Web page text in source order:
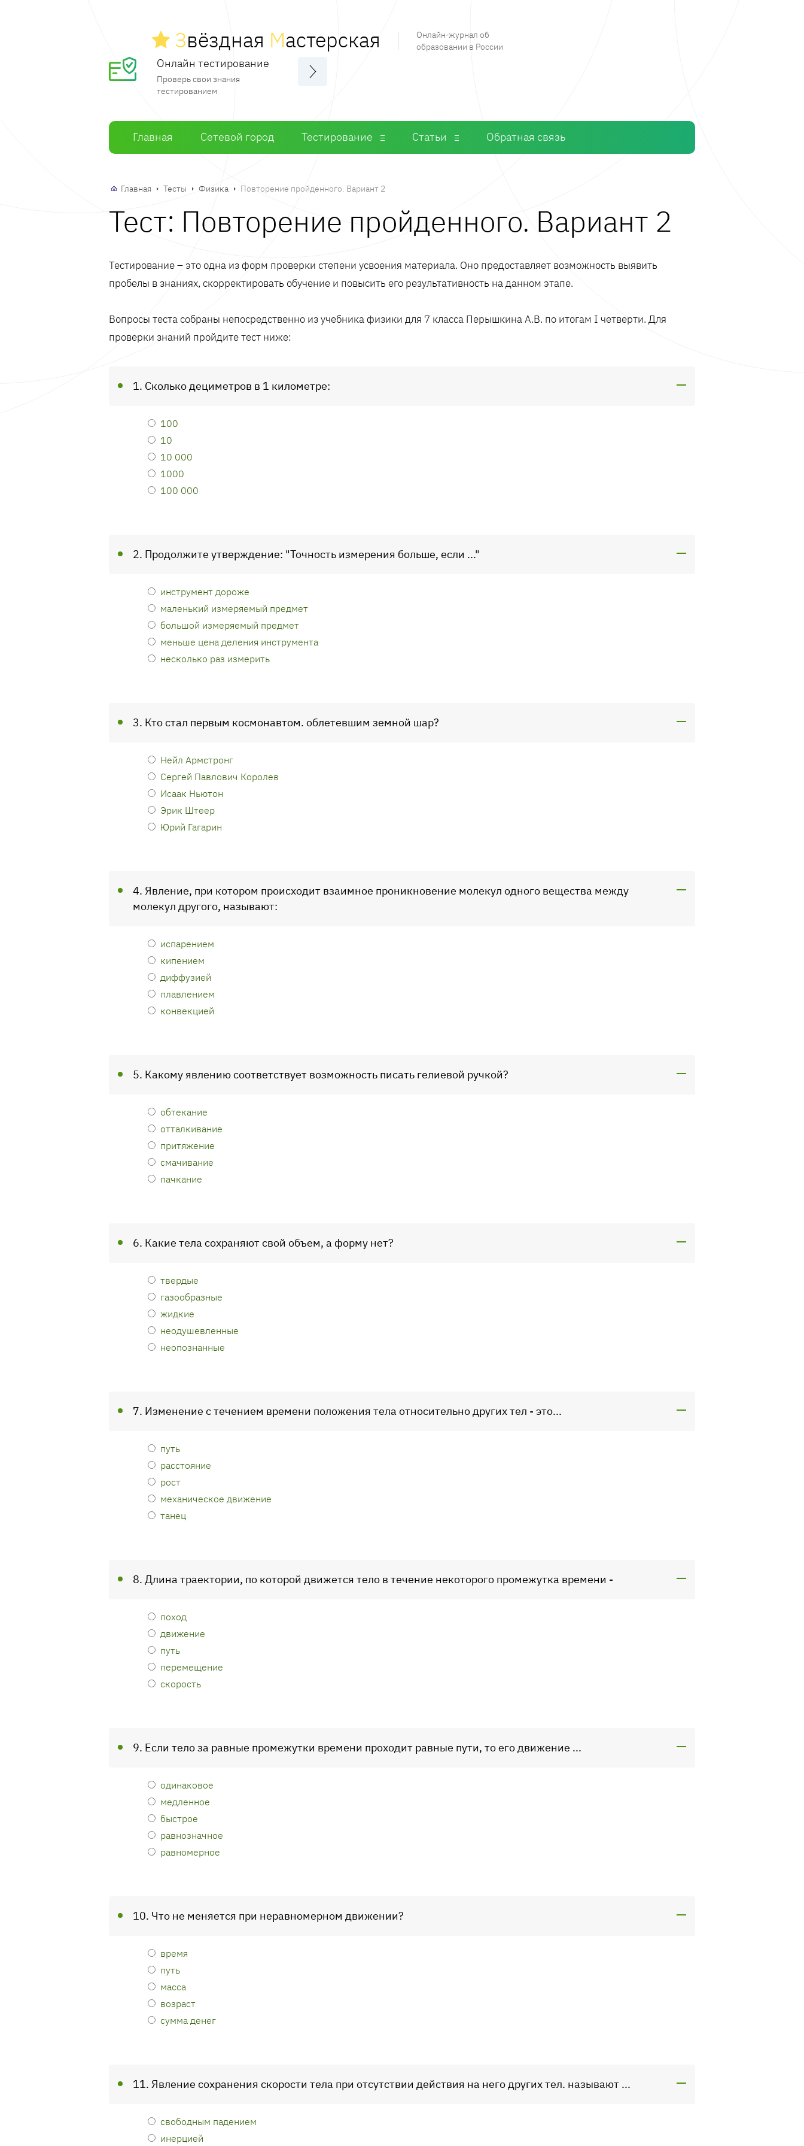
Звёздная Мастерская
Онлайн-журнал об
образовании в России
Онлайн тестирование
Проверь свои знания
тестированием
Главная Сетевой город Тестирование Статьи Обратная связь
Главная Тесты Физика Повторение пройденного. Вариант 2
Тест: Повторение пройденного. Вариант 2
Тестирование – это одна из форм проверки степени усвоения материала. Оно предоставляет возможность выявить
пробелы в знаниях, скорректировать обучение и повысить его результативность на данном этапе.
Вопросы теста собраны непосредственно из учебника физики для 7 класса Перышкина А.В. по итогам I четверти. Для
проверки знаний пройдите тест ниже:
1. Сколько дециметров в 1 километре:
100
10
10 000
1000
100 000
2. Продолжите утверждение: "Точность измерения больше, если ..."
инструмент дороже
маленький измеряемый предмет
большой измеряемый предмет
меньше цена деления инструмента
несколько раз измерить
3. Кто стал первым космонавтом. облетевшим земной шар?
Нейл Армстронг
Сергей Павлович Королев
Исаак Ньютон
Эрик Штеер
Юрий Гагарин
4. Явление, при котором происходит взаимное проникновение молекул одного вещества между
молекул другого, называют:
испарением
кипением
диффузией
плавлением
конвекцией
5. Какому явлению соответствует возможность писать гелиевой ручкой?
обтекание
отталкивание
притяжение
смачивание
пачкание
6. Какие тела сохраняют свой объем, а форму нет?
твердые
газообразные
жидкие
неодушевленные
неопознанные
7. Изменение с течением времени положения тела относительно других тел - это...
путь
расстояние
рост
механическое движение
танец
8. Длина траектории, по которой движется тело в течение некоторого промежутка времени -
поход
движение
путь
перемещение
скорость
9. Если тело за равные промежутки времени проходит равные пути, то его движение ...
одинаковое
медленное
быстрое
равнозначное
равномерное
10. Что не меняется при неравномерном движении?
время
путь
масса
возраст
сумма денег
11. Явление сохранения скорости тела при отсутствии действия на него других тел. называют ...
свободным падением
инерцией